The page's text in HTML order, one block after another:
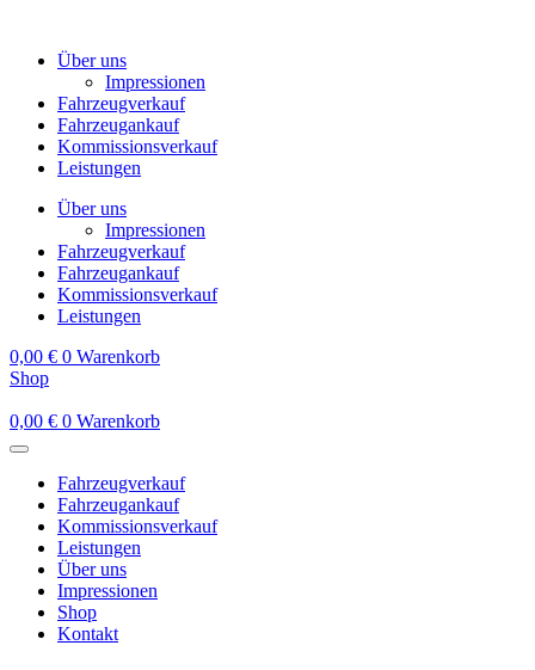
springenÜber uns
Impressionen
Fahrzeugverkauf
Fahrzeugankauf
Kommissionsverkauf
Leistungen
Über uns
Impressionen
Fahrzeugverkauf
Fahrzeugankauf
Kommissionsverkauf
Leistungen
0,00 € 0 Warenkorb
Shop
0,00 € 0 Warenkorb
Fahrzeugverkauf
Fahrzeugankauf
Kommissionsverkauf
Leistungen
Über uns
Impressionen
Shop
Kontakt